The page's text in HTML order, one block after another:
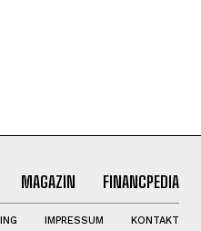
MAGAZIN FINANCPEDIA
IMPRESSUM KONTAKT